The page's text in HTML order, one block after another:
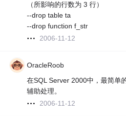
（所影响的行数为 3 行）
--drop table ta
--drop function f_str
2006-11-12
OracleRoob
在SQL Server 2000中，最简单
辅助处理。
2006-11-12